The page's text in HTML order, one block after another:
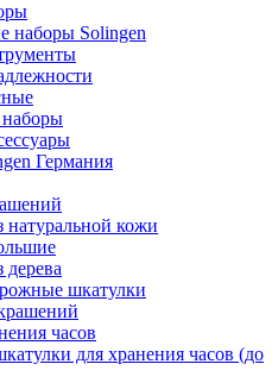
наборы Solingen
Германия
кожи
шкатулки
часов
для хранения часов (до